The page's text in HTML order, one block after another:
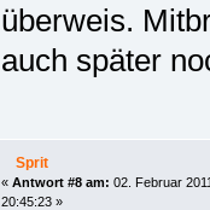
überweis.
auch später
Sprit
« Antwort #8 am: 02. Februar
20:45:23 »